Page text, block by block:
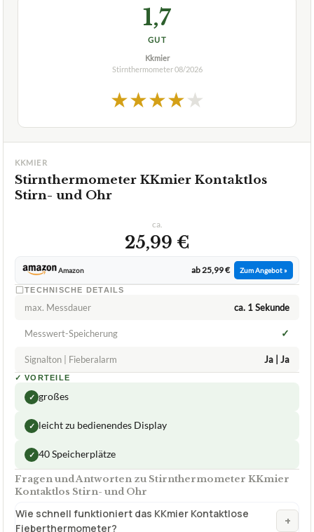
1,7
GUT
Kkmier
Stirnthermometer08/2026
★★★★★
KKMIER
Stirnthermometer KKmier Kontaktlos
Stirn- und Ohr
ca.
25,99 €
Amazon ab 25,99 € Zum Angebot »
TECHNISCHE DETAILS
max. Messdauer ca. 1 Sekunde
Messwert-Speicherung ✓
Signalton | Fieberalarm Ja | Ja
✓ VORTEILE
✓ großes
✓ leicht zu bedienendes Display
✓ 40 Speicherplätze
Fragen und Antworten zu Stirnthermometer KKmier
Kontaktlos Stirn- und Ohr
Wie schnell funktioniert das KKmier Kontaktlose
Fieberthermometer?
+